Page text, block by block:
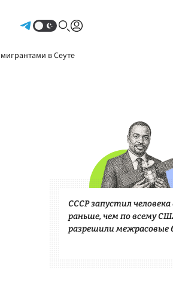
в Сеуте
СССР запустил человека
раньше, чем по всему
разрешили межрасовые